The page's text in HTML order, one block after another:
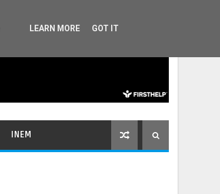
INEM
LEARN MORE GOT IT